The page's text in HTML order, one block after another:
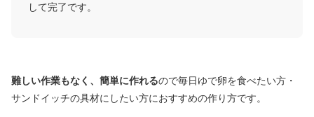
して完了です。
難しい作業もなく、簡単に作れるので毎日ゆで卵を食べたい方・
サンドイッチの具材にしたい方におすすめの作り方です。